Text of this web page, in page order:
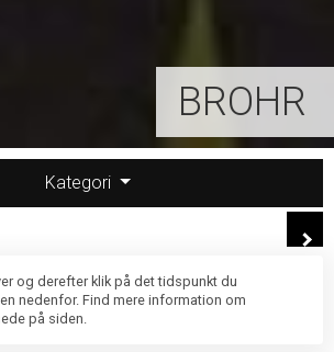
BROHR
Kategori
og derefter klik på det tidspunkt du
nedenfor. Find mere information om
på siden.